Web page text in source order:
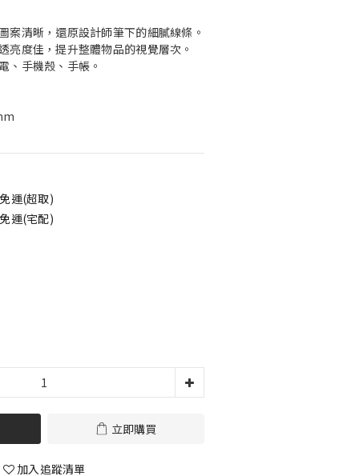
案清晰，還原設計師筆下的細膩線條。
亮度佳，提升整體物品的視覺層次。
、手機殼、手帳。
運(超取)
運(宅配)
立即購買
加入追蹤清單